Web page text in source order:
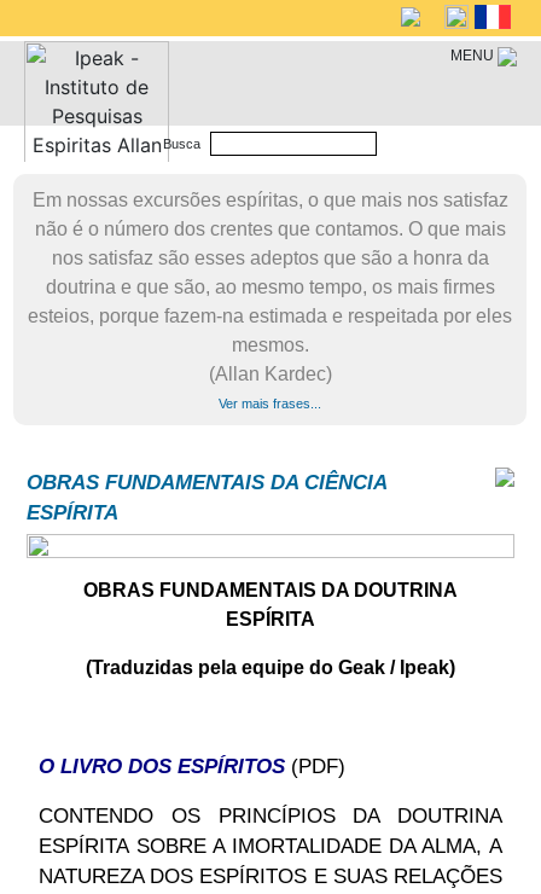
MENU
Busca
Em nossas excursões espíritas, o que mais nos satisfaz
não é o número dos crentes que contamos. O que mais
nos satisfaz são esses adeptos que são a honra da
doutrina e que são, ao mesmo tempo, os mais firmes
esteios, porque fazem-na estimada e respeitada por eles
mesmos.
(Allan Kardec)
Ver mais frases...
OBRAS FUNDAMENTAIS DA CIÊNCIA
ESPÍRITA
OBRAS FUNDAMENTAIS DA DOUTRINA
ESPÍRITA
(Traduzidas pela equipe do Geak / Ipeak)
O LIVRO DOS ESPÍRITOS (PDF)
CONTENDO OS PRINCÍPIOS DA DOUTRINA
ESPÍRITA SOBRE A IMORTALIDADE DA ALMA, A
NATUREZA DOS ESPÍRITOS E SUAS RELAÇÕES